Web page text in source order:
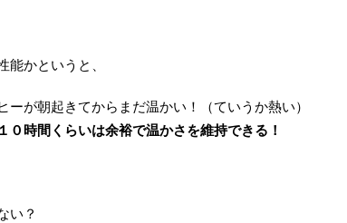
能かというと、
ーが朝起きてからまだ温かい！（ていうか熱い）
０時間くらいは余裕で温かさを維持できる！
い？